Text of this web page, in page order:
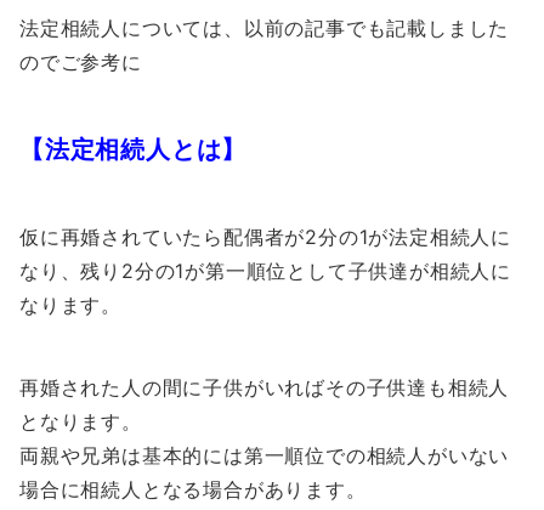
法定相続人については、以前の記事でも記載しました
のでご参考に
【法定相続人とは】
仮に再婚されていたら配偶者が2分の1が法定相続人に
なり、残り2分の1が第一順位として子供達が相続人に
なります。
再婚された人の間に子供がいればその子供達も相続人
となります。
両親や兄弟は基本的には第一順位での相続人がいない
場合に相続人となる場合があります。